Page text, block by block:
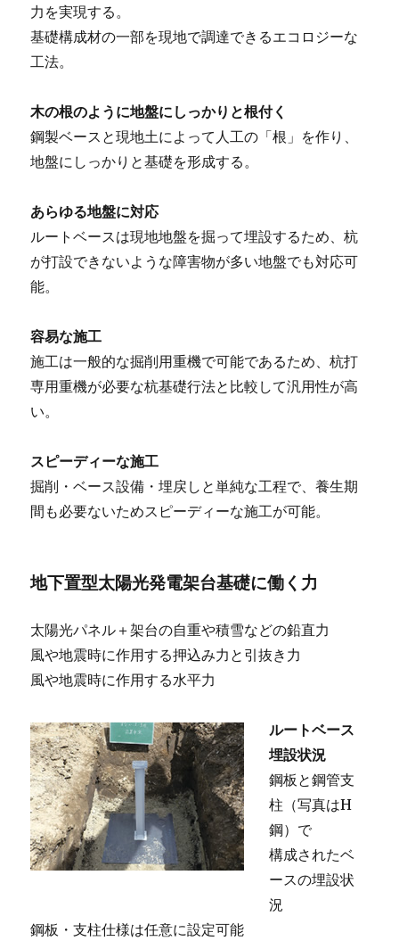
力を実現する。
基礎構成材の一部を現地で調達できるエコロジーな
工法。
木の根のように地盤にしっかりと根付く
鋼製ベースと現地土によって人工の「根」を作り、
地盤にしっかりと基礎を形成する。
あらゆる地盤に対応
ルートベースは現地地盤を掘って埋設するため、杭
が打設できないような障害物が多い地盤でも対応可
能。
容易な施工
施工は一般的な掘削用重機で可能であるため、杭打
専用重機が必要な杭基礎行法と比較して汎用性が高
い。
スピーディーな施工
掘削・ベース設備・埋戻しと単純な工程で、養生期
間も必要ないためスピーディーな施工が可能。
地下置型太陽光発電架台基礎に働く力
太陽光パネル＋架台の自重や積雪などの鉛直力
風や地震時に作用する押込み力と引抜き力
風や地震時に作用する水平力
ルートベース
埋設状況
鋼板と鋼管支
柱（写真はH
鋼）で
構成されたベ
ースの埋設状
況
鋼板・支柱仕様は任意に設定可能